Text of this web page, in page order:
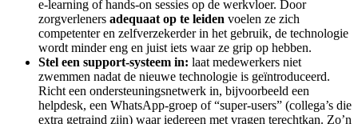
e-learning of hands-on sessies op de werkvloer. Door
zorgverleners adequaat op te leiden voelen ze zich
competenter en zelfverzekerder in het gebruik, de technologie
wordt minder eng en juist iets waar ze grip op hebben.
Stel een support-systeem in: laat medewerkers niet
zwemmen nadat de nieuwe technologie is geïntroduceerd.
Richt een ondersteuningsnetwerk in, bijvoorbeeld een
helpdesk, een WhatsApp-groep of “super-users” (collega’s die
extra getraind zijn) waar iedereen met vragen terechtkan. Zo’n